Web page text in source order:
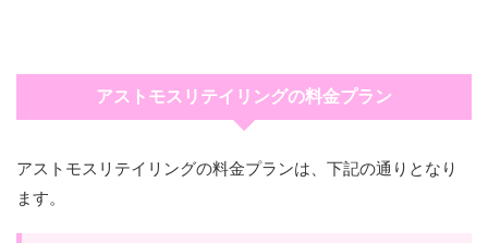
アストモスリテイリングの料金プラン
アストモスリテイリングの料金プランは、下記の通りとなり
ます。